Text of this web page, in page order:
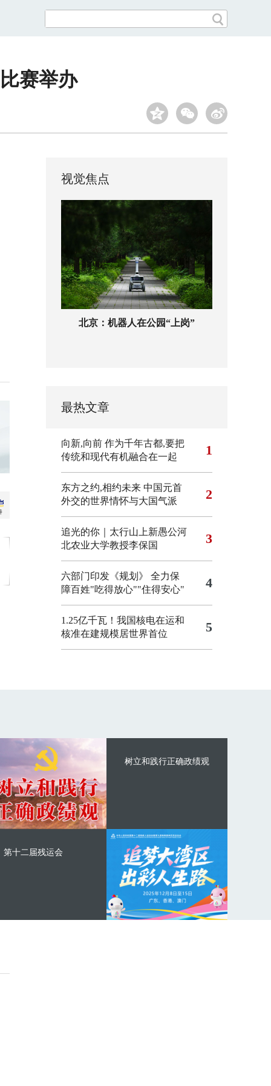
赛举办
视觉焦点
北京：机器人在公园“上岗”
最热文章
向新,向前 作为千年古都,要把
传统和现代有机融合在一起
1
东方之约,相约未来 中国元首
外交的世界情怀与大国气派
2
追光的你｜太行山上新愚公河
北农业大学教授李保国
3
六部门印发《规划》 全力保
障百姓"吃得放心""住得安心"
4
1.25亿千瓦！我国核电在运和
核准在建规模居世界首位
5
树立和践行正确政绩观
第十二届残运会